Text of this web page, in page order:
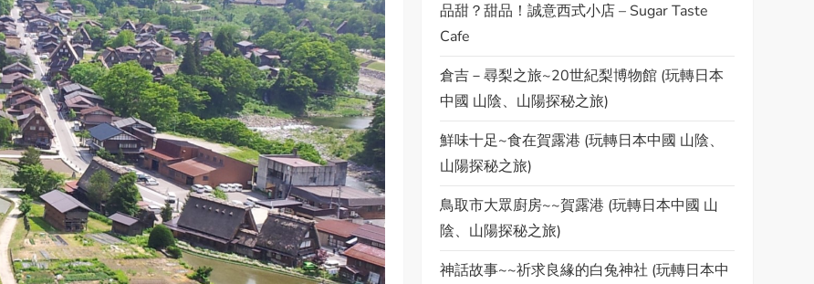
品甜？甜品！誠意西式小店 – Sugar Taste
Cafe
倉吉－尋梨之旅~20世紀梨博物館 (玩轉日本
中國 山陰、山陽探秘之旅)
鮮味十足~食在賀露港 (玩轉日本中國 山陰、
山陽探秘之旅)
鳥取市大眾廚房~~賀露港 (玩轉日本中國 山
陰、山陽探秘之旅)
神話故事~~祈求良緣的白兔神社 (玩轉日本中